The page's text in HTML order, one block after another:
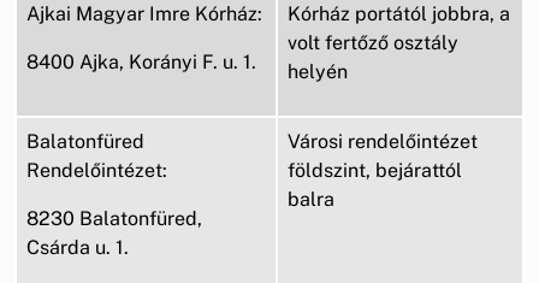
Ajkai Magyar Imre Kórház:
8400 Ajka, Korányi F. u. 1.
Kórház portától jobbra, a
volt fertőző osztály
helyén
Balatonfüred
Rendelőintézet:
8230 Balatonfüred,
Csárda u. 1.
Városi rendelőintézet
földszint, bejárattól
balra